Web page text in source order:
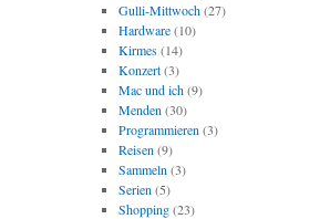
Gulli-Mittwoch(27)
Hardware(10)
Kirmes(14)
Konzert(3)
Mac und ich(9)
Menden (30)
Programmieren (3)
Reisen (9)
Sammeln (3)
Serien (5)
Shopping(23)